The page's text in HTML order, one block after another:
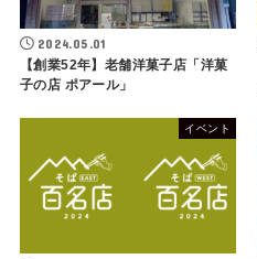
2024.05.01
【創業52年】老舗洋菓子店「洋菓
子の店 ポアール」
イベント